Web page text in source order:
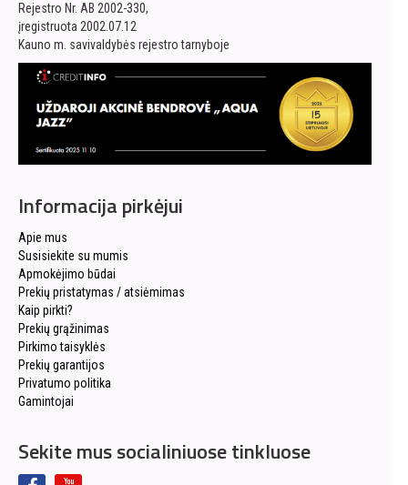
Rejestro Nr. AB 2002-330,
įregistruota 2002.07.12
Kauno m. savivaldybės rejestro tarnyboje
Informacija pirkėjui
Apie mus
Susisiekite su mumis
Apmokėjimo būdai
Prekių pristatymas / atsiėmimas
Kaip pirkti?
Prekių grąžinimas
Pirkimo taisyklės
Prekių garantijos
Privatumo politika
Gamintojai
Sekite mus socialiniuose tinkluose